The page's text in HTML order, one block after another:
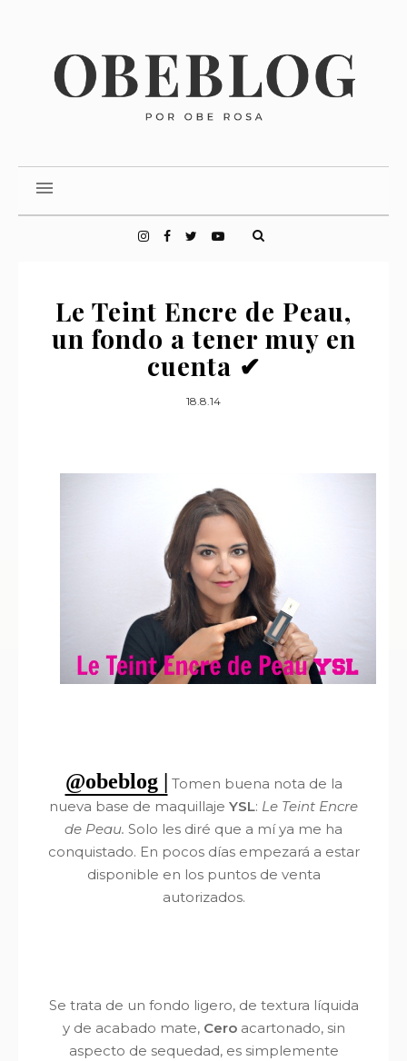
Le Teint Encre de Peau,
un fondo a tener muy en
cuenta ✔
18.8.14
@obeblog |
Tomen buena nota de la
nueva base de maquillaje YSL: Le Teint Encre
de Peau. Solo les diré que a mí ya me ha
conquistado. En pocos días empezará a estar
disponible en los puntos de venta
autorizados.
Se trata de un fondo ligero, de textura líquida
y de acabado mate, Ceroacartonado, sin
aspecto de sequedad, es simplemente